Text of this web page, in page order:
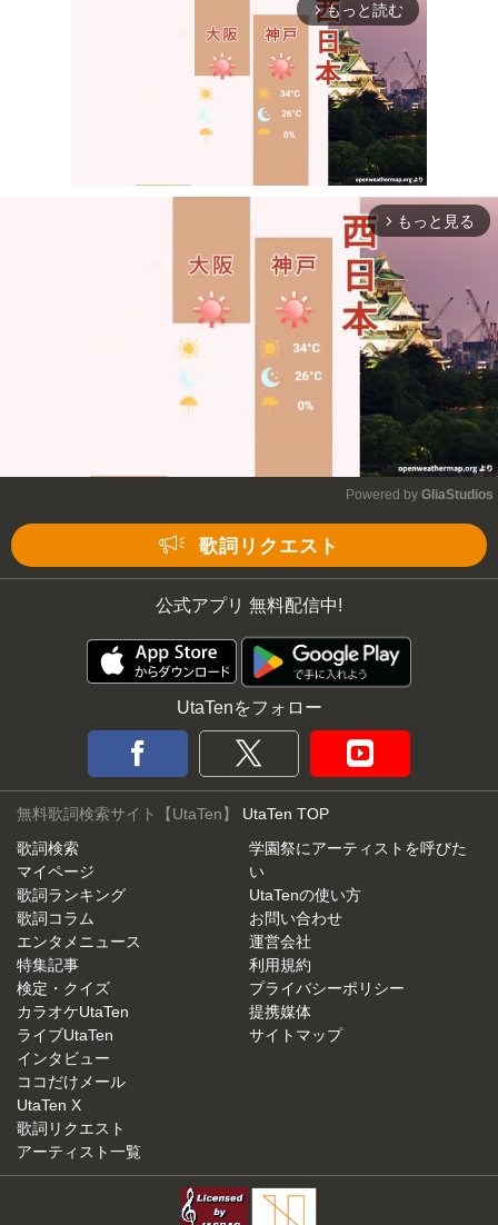
arrow_forward_ios もっと読む
Mute
arrow_forward_ios もっと見る
Powered by GliaStudios
歌詞リクエスト
公式アプリ 無料配信中!
UtaTenをフォロー
無料歌詞検索サイト【UtaTen】 UtaTen TOP
歌詞検索
マイページ
歌詞ランキング
歌詞コラム
エンタメニュース
特集記事
検定・クイズ
カラオケUtaTen
ライブUtaTen
インタビュー
ココだけメール
UtaTen X
歌詞リクエスト
アーティスト一覧
学園祭にアーティストを呼びた
い
UtaTenの使い方
お問い合わせ
運営会社
利用規約
プライバシーポリシー
提携媒体
サイトマップ